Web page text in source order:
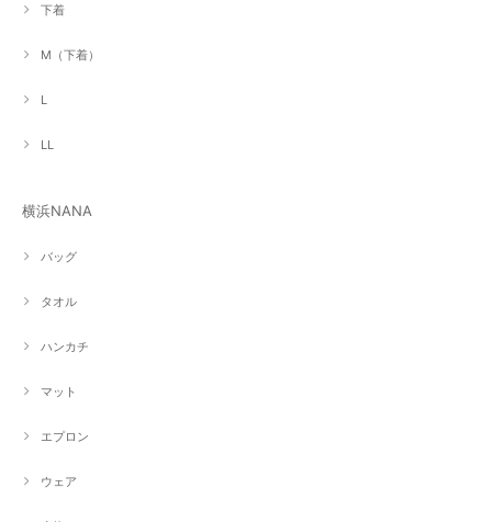
下着
M（下着）
L
LL
横浜NANA
バッグ
タオル
ハンカチ
マット
エプロン
ウェア